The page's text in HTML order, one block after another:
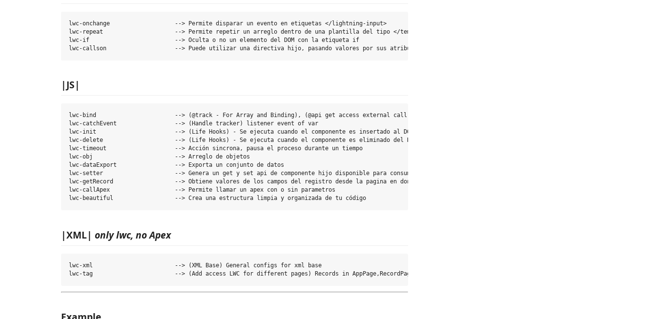
lwc-onchange                   --> Permite disparar un evento en etiquetas </lightning-input>
lwc-repeat                     --> Permite repetir un arreglo dentro de una plantilla del tipo </template>
lwc-if                         --> Oculta o no un elemento del DOM con la etiqueta if
|JS|
lwc-bind                       --> (@track - For Array and Binding), (@api get access external call from parent)
lwc-catchEvent                 --> (Handle tracker) listener event of var
lwc-init                       --> (Life Hooks) - Se ejecuta cuando el componente es insertado al DOM
lwc-delete                     --> (Life Hooks) - Se ejecuta cuando el componente es eliminado del DOM
lwc-timeout                    --> Acción sincrona, pausa el proceso durante un tiempo
lwc-obj                        --> Arreglo de objetos
lwc-dataExport                 --> Exporta un conjunto de datos
lwc-setter                     --> Genera un get y set api de componente hijo disponible para consumir con *callson* desde padre
lwc-getRecord                  --> Obtiene valores de los campos del registro desde la pagina en donde es ubicado el componente
lwc-callApex                   --> Permite llamar un apex con o sin parametros
|XML| only lwc, no Apex
lwc-xml                        --> (XML Base) General configs for xml base